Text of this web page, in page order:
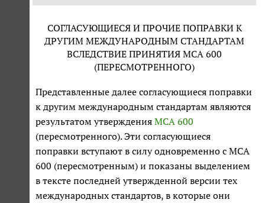
СОГЛАСУЮЩИЕСЯ И ПРОЧИЕ ПОПРАВКИ К
ДРУГИМ МЕЖДУНАРОДНЫМ СТАНДАРТАМ
ВСЛЕДСТВИЕ ПРИНЯТИЯ МСА 600
(ПЕРЕСМОТРЕННОГО)
Представленные далее согласующиеся поправки
к другим международным стандартам являются
результатом утверждения МСА 600
(пересмотренного). Эти согласующиеся
поправки вступают в силу одновременно с МСА
600 (пересмотренным) и показаны выделением
в тексте последней утвержденной версии тех
международных стандартов, в которые они